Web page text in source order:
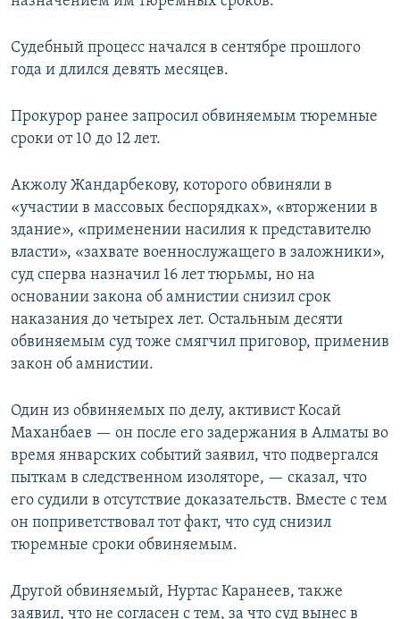
Судебный процесс начался в сентябре прошлого
года и длился девять месяцев.
Прокурор ранее запросил обвиняемым тюремные
сроки от 10 до 12 лет.
Акжолу Жандарбекову, которого обвиняли в
«участии в массовых беспорядках», «вторжении в
здание», «применении насилия к представителю
власти», «захвате военнослужащего в заложники»,
суд сперва назначил 16 лет тюрьмы, но на
основании закона об амнистии снизил срок
наказания до четырех лет. Остальным десяти
обвиняемым суд тоже смягчил приговор, применив
закон об амнистии.
Один из обвиняемых по делу, активист Косай
Маханбаев — он после его задержания в Алматы во
время январских событий заявил, что подвергался
пыткам в следственном изоляторе, — сказал, что
его судили в отсутствие доказательств. Вместе с тем
он поприветствовал тот факт, что суд снизил
тюремные сроки обвиняемым.
Другой обвиняемый, Нуртас Каранеев, также
заявил, что не согласен с тем, за что суд вынес в